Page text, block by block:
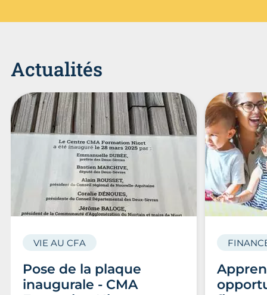
Actualités
Pose de la plaque
inaugurale - CMA
VIE AU CFA